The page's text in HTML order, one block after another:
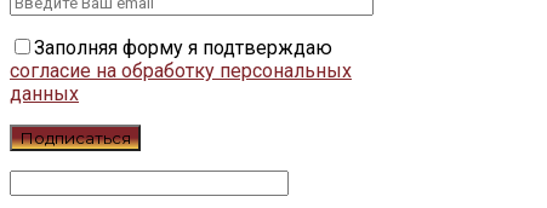
Заполняя форму я подтверждаю
согласие на обработку персональных
данных